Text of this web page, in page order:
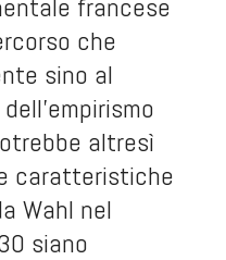
francese
che
sino al
altresì
caratteristiche
Wahl nel
siano